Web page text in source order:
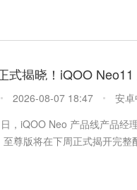
2026-08-07 18:47
安
，iQOO Neo 产品线产品经
至尊版将在下周正式揭开完整